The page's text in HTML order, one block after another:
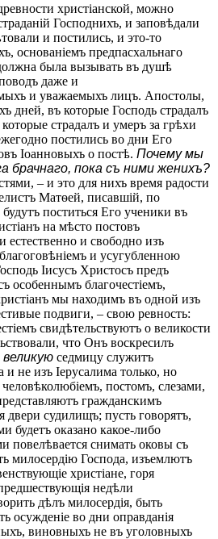
христіанской, можно
Господнихъ, и заповѣдали
и постились, и это-то
основаніемъ предпасхальнаго
была вызывать въ душѣ
даже и
и уважаемыхъ лицъ. Апостолы,
дней, въ которые Господь страдалъ
страдалъ и умеръ за грѣхи
постились во дни Его
Іоанновыхъ о постѣ. Почему мы
брачнаго, пока съ ними женихъ?
– и это для нихъ время радости
Матѳей, писавшій, по
поститься Его ученики въ
на мѣсто постовъ
естественно и свободно изъ
и усугубленною
Іисусъ Христосъ предъ
особеннымъ благочестіемъ,
мы находимъ въ одной изъ
подвиги, – свою ревность:
свидѣтельствуютъ о великости
что Онъ воскресилъ
великую седмицу служитъ
не изъ Іерусалима только, но
постомъ, слезами,
гражданскимъ
судилищъ; пусть говорятъ,
будетъ оказано какое-либо
повелѣвается снимать оковы съ
милосердію Господа, изъемлютъ
христіане, горя
недѣли
дѣлъ милосердія, быть
осужденіе во дни оправданія
виновныхъ не въ уголовныхъ